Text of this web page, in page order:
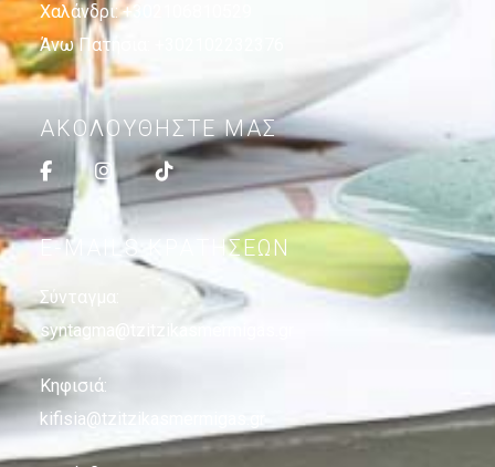
Χαλάνδρι:+302106810529
Άνω Πατήσια:
ΑΚΟΛΟΥΘΗΣΤΕ ΜΑΣ
E-MAILS ΚΡΑΤΗΣΕΩΝ
Σύνταγμα:
syntagma@tzitzikasmermigas.gr
Κηφισιά:
kifisia@tzitzikasmermigas.gr